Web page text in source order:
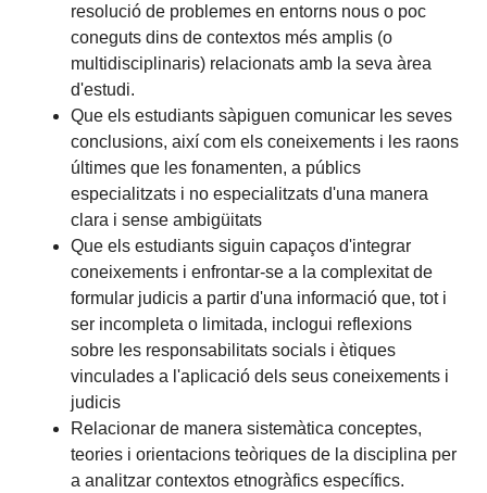
resolució de problemes en entorns nous o poc
coneguts dins de contextos més amplis (o
multidisciplinaris) relacionats amb la seva àrea
d'estudi.
Que els estudiants sàpiguen comunicar les seves
conclusions, així com els coneixements i les raons
últimes que les fonamenten, a públics
especialitzats i no especialitzats d'una manera
clara i sense ambigüitats
Que els estudiants siguin capaços d'integrar
coneixements i enfrontar-se a la complexitat de
formular judicis a partir d'una informació que, tot i
ser incompleta o limitada, inclogui reflexions
sobre les responsabilitats socials i ètiques
vinculades a l'aplicació dels seus coneixements i
judicis
Relacionar de manera sistemàtica conceptes,
teories i orientacions teòriques de la disciplina per
a analitzar contextos etnogràfics específics.